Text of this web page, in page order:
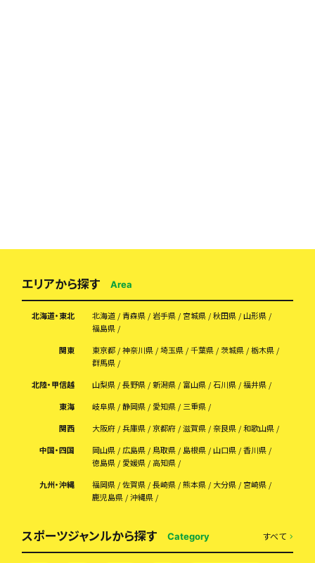
エリアから探す Area
北海道・東北 北海道 青森県 岩手県 宮城県 秋田県
山形県
福島県
関東
東京都 神奈川県 埼玉県 千葉県 茨城県
栃木県
群馬県
北陸・甲信越
山梨県 長野県 新潟県 富山県 石川県
福井県
東海
岐阜県 静岡県 愛知県
三重県
関西
大阪府 兵庫県 京都府 滋賀県 奈良県
和歌山県
中国・四国
岡山県 広島県 鳥取県 島根県 山口県
香川県
徳島県
愛媛県
高知県
九州・沖縄
福岡県 佐賀県 長崎県 熊本県 大分県
宮崎県
鹿児島県
沖縄県
スポーツジャンルから探す Category すべて